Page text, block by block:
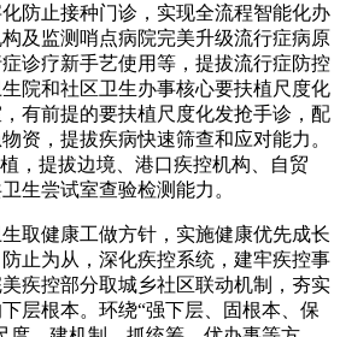
防止接种门诊，实现全流程智能化办
及监测哨点病院完美升级流行症病原
诊疗新手艺使用等，提拔流行症防控
院和社区卫生办事核心要扶植尺度化
有前提的要扶植尺度化发抢手诊，配
资，提拔疾病快速筛查和应对能力。
，提拔边境、港口疾控机构、自贸
生尝试室查验检测能力。
健康工做方针，实施健康优先成长
止为从，深化疾控系统，建牢疾控事
疾控部分取城乡社区联动机制，夯实
层根本。环绕“强下层、固根本、保